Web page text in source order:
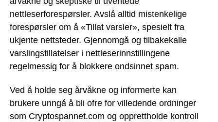
nettleserforespørsler. Avslå alltid mistenkelige
forespørsler om å «Tillat varsler», spesielt fra
ukjente nettsteder. Gjennomgå og tilbakekalle
varslingstillatelser i nettleserinnstillingene
regelmessig for å blokkere ondsinnet spam.
Ved å holde seg årvåkne og informerte kan
brukere unngå å bli ofre for villedende ordninger
som Cryptospannet.com og opprettholde kontroll